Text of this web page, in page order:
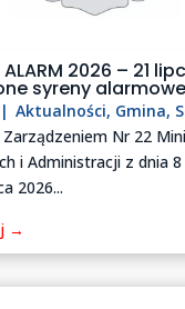
2026 – 21
syreny alarmowe
| Aktualności, Gmina,
Nr 22
i Administracji z dnia 8
2026...
→